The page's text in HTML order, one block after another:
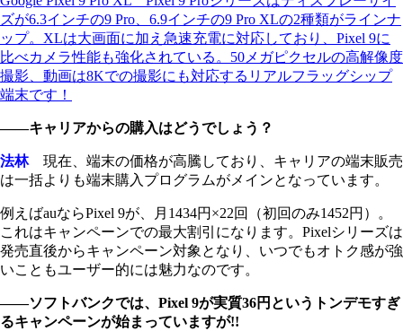
ズが6.3インチの9 Pro、6.9インチの9 Pro XLの2種類がラインナ
ップ。XLは大画面に加え急速充電に対応しており、Pixel 9に
比べカメラ性能も強化されている。50メガピクセルの高解像度
撮影、動画は8Kでの撮影にも対応するリアルフラッグシップ
端末です！
――キャリアからの購入はどうでしょう？
法林現在、端末の価格が高騰しており、キャリアの端末販売
は一括よりも端末購入プログラムがメインとなっています。
例えばauならPixel 9が、月1434円×22回（初回のみ1452円）。
これはキャンペーンでの最大割引になります。Pixelシリーズは
発売直後からキャンペーン対象となり、いつでもオトク感が強
いこともユーザー的には魅力なのです。
――ソフトバンクでは、Pixel 9が実質36円というトンデモすぎ
るキャンペーンが始まっていますが!!